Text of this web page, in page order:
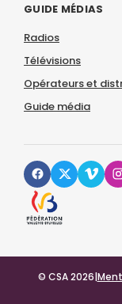
GUIDE MÉDIAS
Radios
Télévisions
Opérateurs et
Guide média
© CSA 2026|